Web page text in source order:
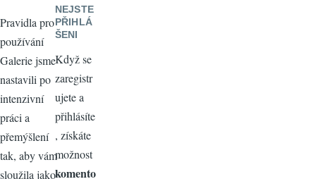
Pravidla pro
používání
Galerie jsme
nastavili po
intenzivní
práci a
přemýšlení
tak, aby vám
sloužila jako
NEJSTE
PŘIHLÁ
ŠENI
Když se
zaregistr
ujete a
přihlásíte
, získáte
možnost
komento